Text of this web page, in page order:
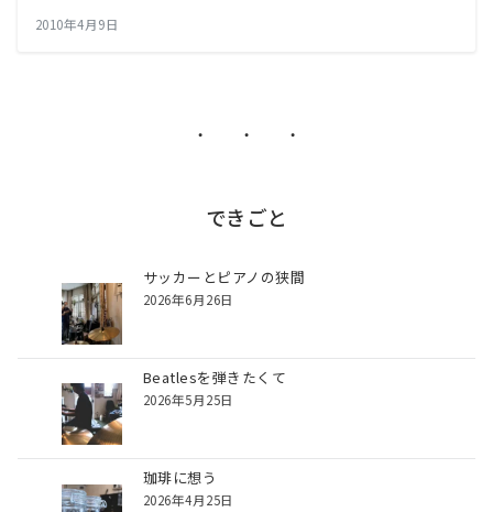
2010年4月9日
・ ・ ・
できごと
サッカーとピアノの狭間
2026年6月26日
Beatlesを弾きたくて
2026年5月25日
珈琲に想う
2026年4月25日